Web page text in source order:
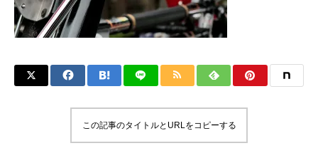
この記事のタイトルとURLをコピーする